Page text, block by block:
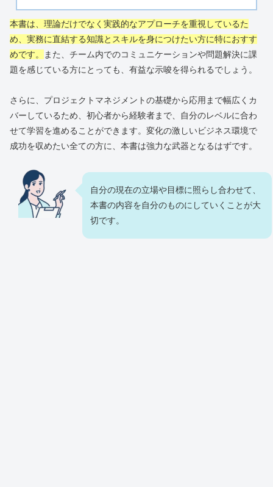
本書は、理論だけでなく実践的なアプローチを重視しているた
め、実務に直結する知識とスキルを身につけたい方に特におすす
めです。
また、チーム内でのコミュニケーションや問題解決に課
題を感じている方にとっても、有益な示唆を得られるでしょう。
さらに、プロジェクトマネジメントの基礎から応用まで幅広くカ
バーしているため、初心者から経験者まで、自分のレベルに合わ
せて学習を進めることができます。変化の激しいビジネス環境で
成功を収めたい全ての方に、本書は強力な武器となるはずです。
自分の現在の立場や目標に照らし合わせて、
本書の内容を自分のものにしていくことが大
切です。